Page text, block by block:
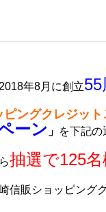
年8月に創立55
ピングクレジッ
ーン 」 を下記の
抽選で125名
信販ショッピング